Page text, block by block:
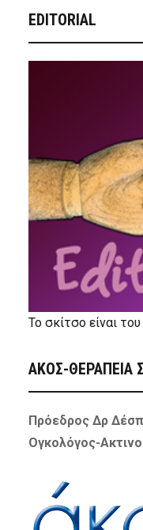
EDITORIAL
Το σκίτσο είναι
ΑΚΟΣ-ΘΕΡΑΠΕΙΑ
Πρόεδρος Δρ
Ογκολόγος-